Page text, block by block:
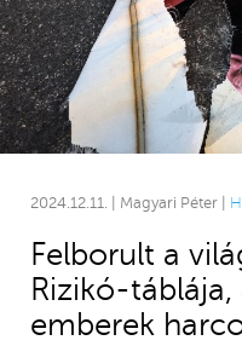
2024.12.11. | Magyari Péter |
Felborult a
Rizikó-
emberek